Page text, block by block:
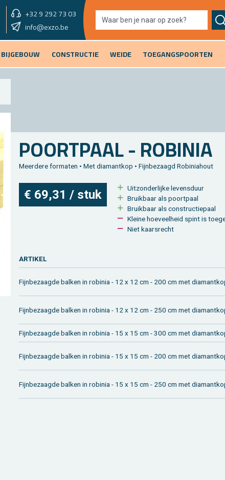
+32 9 292 73 03
showroom morgen
info@exzo.be 9u - 12u30 & 13u30 - 17u
BIJGEBOUW CONSTRUCTIE WEIDE TOEGANGSPOORTEN
POORT­PAAL - RO­BI­NIA
Meer­de­re for­ma­ten • Met dia­mant­kop • Fijn­be­zaagd Ro­bi­nia­hout
€ 69,31 / stuk
Uit­zon­der­lij­ke le­vens­duur
Bruik­baar als poort­paal
Bruik­baar als con­struc­tie­paal
Klei­ne hoe­veel­heid spint is
Niet kaars­recht
AR­TI­KEL
Fijn­be­zaag­de bal­ken in ro­bi­nia - 12 x 12 cm - 200 cm met
Fijn­be­zaag­de bal­ken in ro­bi­nia - 12 x 12 cm - 250 cm met
Fijn­be­zaag­de bal­ken in ro­bi­nia - 15 x 15 cm - 300 cm met
Fijn­be­zaag­de bal­ken in ro­bi­nia - 15 x 15 cm - 200 cm met
Fijn­be­zaag­de bal­ken in ro­bi­nia - 15 x 15 cm - 250 cm met